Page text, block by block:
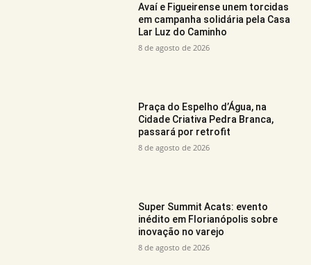
Avaí e Figueirense unem torcidas
em campanha solidária pela Casa
Lar Luz do Caminho
8 de agosto de 2026
Praça do Espelho d’Água, na
Cidade Criativa Pedra Branca,
passará por retrofit
8 de agosto de 2026
Super Summit Acats: evento
inédito em Florianópolis sobre
inovação no varejo
8 de agosto de 2026